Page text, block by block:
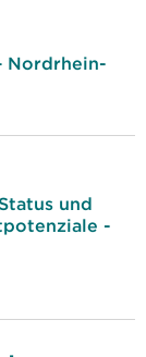
Nordrhein-
und
-